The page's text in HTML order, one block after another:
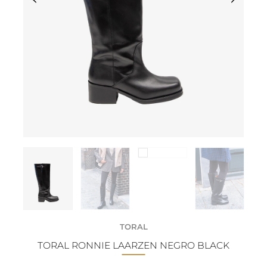
TORAL
TORAL RONNIE LAARZEN NEGRO BLACK